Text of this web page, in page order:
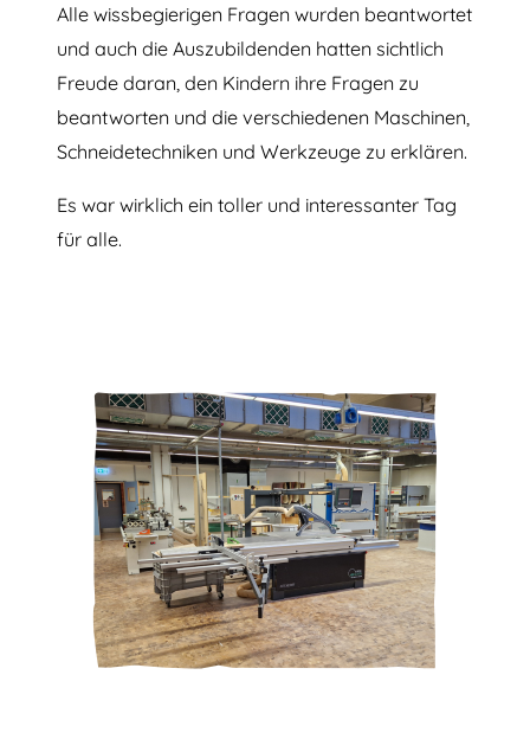
Alle wissbegierigen Fragen wurden beantwortet
und auch die Auszubildenden hatten sichtlich
Freude daran, den Kindern ihre Fragen zu
beantworten und die verschiedenen Maschinen,
Schneidetechniken und Werkzeuge zu erklären.
Es war wirklich ein toller und interessanter Tag
für alle.